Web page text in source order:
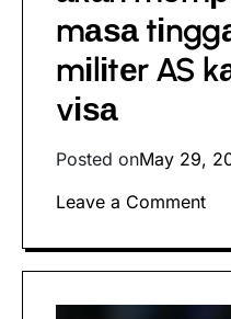
mаѕа
mіlіtеr AS
vіѕа
Posted onMay 29,
Leave a Commenton